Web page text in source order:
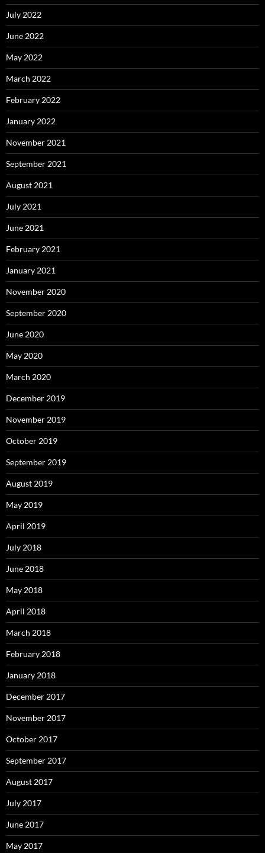
July 2022
June 2022
May 2022
March 2022
February 2022
January 2022
November 2021
September 2021
August 2021
July 2021
June 2021
February 2021
January 2021
November 2020
September 2020
June 2020
May 2020
March 2020
December 2019
November 2019
October 2019
September 2019
August 2019
May 2019
April 2019
July 2018
June 2018
May 2018
April 2018
March 2018
February 2018
January 2018
December 2017
November 2017
October 2017
September 2017
August 2017
July 2017
June 2017
May 2017